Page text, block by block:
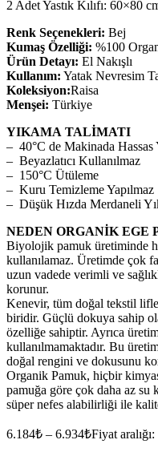
2 Adet Yastık Kılıfı: 60×80
Renk Seçenekleri: Bej
Kumaş Özelliği: %100
Ürün Detayı: El Nakışlı
Kullanım: Yatak Nevresim
Koleksiyon:Raisa
Menşei: Türkiye
YIKAMA TALİMATI
– 40°C de Makinada Hassas
– Beyazlatıcı Kullanılmaz
– 150°C Ütüleme
– Kuru Temizleme Yapılmaz
– Düşük Hızda Merdaneli
NEDEN ORGANİK EGE
Biyolojik pamuk üretiminde
kullanılamaz. Üretimde çok
uzun vadede verimli ve
korunur.
Kenevir, tüm doğal tekstil
biridir. Güçlü dokuya sahip
özelliğe sahiptir. Ayrıca
kullanılmamaktadır. Bu
doğal rengini ve dokusunu
Organik Pamuk, hiçbir
pamuğa göre çok daha az su
süper nefes alabilirliği ile
6.184₺ – 6.934₺Fiyat